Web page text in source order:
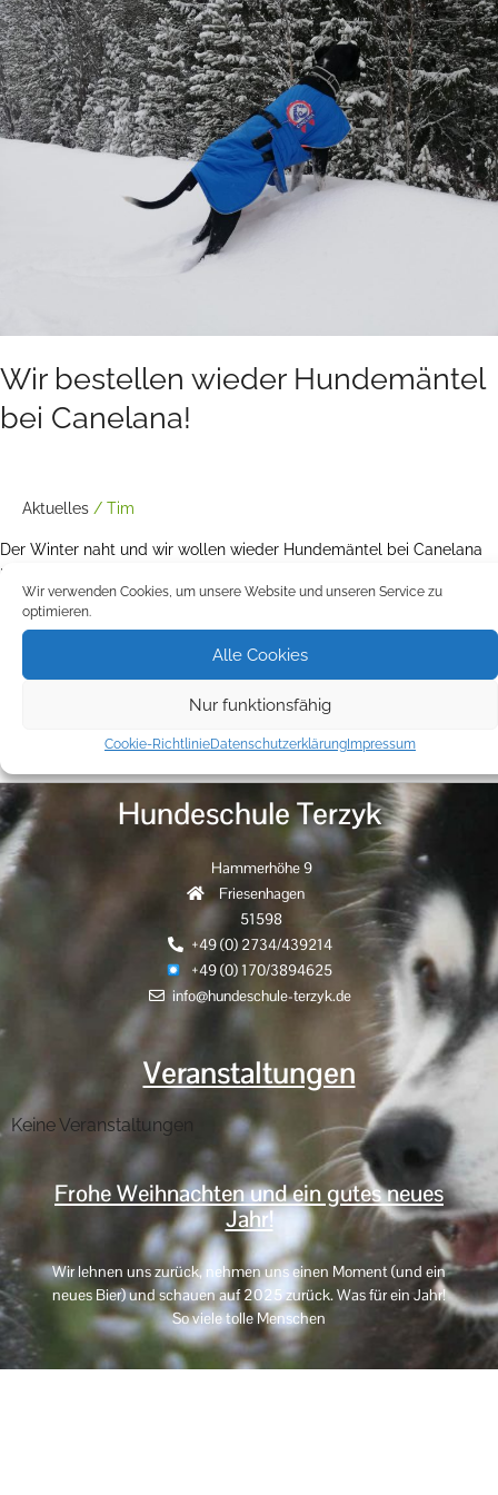
Wir verwenden Cookies, um unsere Website und unseren Service zu
optimieren.
Alle Cookies
Nur funktionsfähig
Cookie-RichtlinieDatenschutzerklärung Impressum
Wir bestellen wieder Hundemäntel
bei Canelana!
Aktuelles / Tim
Der Winter naht und wir wollen wieder Hundemäntel bei Canelana
bestellen. Die Mäntel sind sehr hochwertig und mit Wolle isoliert. Es
gibt sie in verschiedenen Varianten. Schaut euch die Mäntel und
auch die Bekleidung für euch selbst unter
https://www.canelana.no/en an! Wir haben auch eine Auswahl an
Mänteln und Bekleidung hier. Da die Sachen aus Norwegen […]
wieder
Hundemäntel
bei
Canelana!
Hundeschule Terzyk
Hammerhöhe 9
Friesenhagen
51598
+49 (0) 2734/439214
+49 (0) 170/3894625
info@hundeschule-terzyk.de
Veranstaltungen
Keine Veranstaltungen
Frohe Weihnachten und ein gutes neues
Jahr!
Wir lehnen uns zurück, nehmen uns einen Moment (und ein
neues Bier) und schauen auf 2025 zurück. Was für ein Jahr!
So viele tolle Menschen